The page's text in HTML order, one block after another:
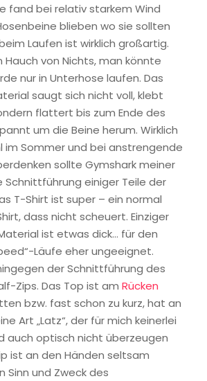
fand bei relativ starkem Wind
blieben wo sie sollten
Laufen ist wirklich großartig.
Hauch von Nichts, man könnte
nur in Unterhose laufen. Das
saugt sich nicht voll, klebt
flattert bis zum Ende des
um die Beine herum. Wirklich
im Sommer und bei anstrengende
sollte Gymshark meiner
Schnittführung einiger Teile der
T-Shirt ist super – ein normal
dass nicht scheuert. Einziger
ist etwas dick… für den
Läufe eher ungeeignet.
der Schnittführung des
Zips. Das Top ist am Rücken
bzw. fast schon zu kurz, hat an
Art „Latz“, der für mich keinerlei
auch optisch nicht überzeugen
ist an den Händen seltsam
Sinn und Zweck des